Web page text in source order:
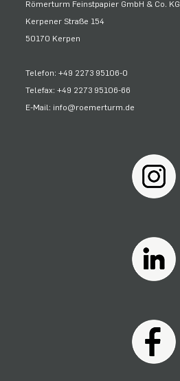
Römerturm Feinstpapier GmbH & Co. KG
Kerpener Straße 154
50170 Kerpen
Telefon: +49 2273 95106-0
Telefax: +49 2273 95106-66
E-Mail: info@roemerturm.de